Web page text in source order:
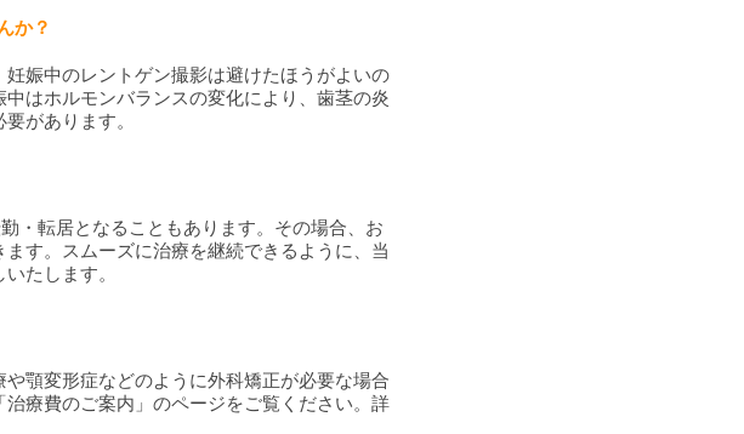
か？
娠中のレントゲン撮影は避けたほうがよいの
はホルモンバランスの変化により、歯茎の炎
があります。
・転居となることもあります。その場合、お
す。スムーズに治療を継続できるように、当
たします。
顎変形症などのように外科矯正が必要な場合
「治療費のご案内」 のページをご覧ください。詳